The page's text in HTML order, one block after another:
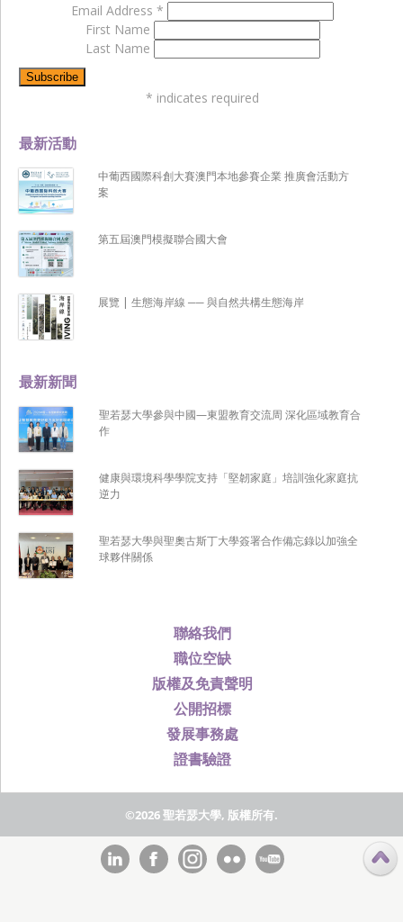
聯絡我們
職位空缺
版權及免責聲明
公開招標
發展事務處
證書驗證
最新新聞
聖若瑟大學參與中國—東盟教育交流周 深化區域教育合
作
健康與環境科學學院支持「堅韌家庭」培訓強化家庭抗
逆力
聖若瑟大學與聖奧古斯丁大學簽署合作備忘錄以加強全
球夥伴關係
最新活動
中葡西國際科創大賽澳門本地參賽企業 推廣會活動方
案
第五屆澳門模擬聯合國大會
展覽 | 生態海岸線 ── 與自然共構生態海岸
Email Address *
First Name
Last Name
* indicates required
©2026 聖若瑟大學, 版權所有.